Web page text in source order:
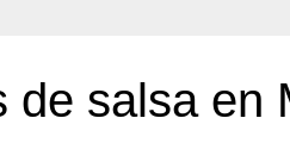
de salsa en